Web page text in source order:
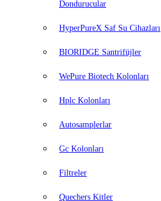
Dondurucular
HyperPureX Saf Su Cihazları
BIORIDGE Santrifüjler
WePure Biotech Kolonları
Hplc Kolonları
Autosamplerlar
Gc Kolonları
Filtreler
Quechers Kitler